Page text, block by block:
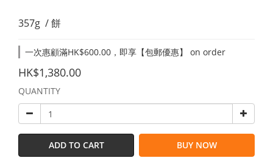
357g  / 餅
一次惠顧滿HK$600.00，即享【包郵優惠】 on order
HK$1,380.00
QUANTITY
ADD TO CART BUY NOW